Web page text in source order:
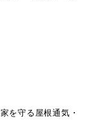
を守る屋根通気・